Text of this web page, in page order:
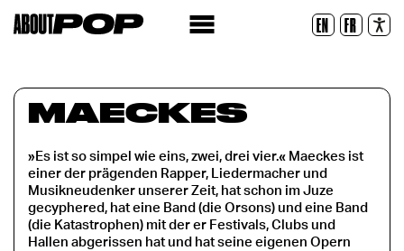
EN FR
Zurücksetzen
MAECKES
»Es ist so simpel wie eins, zwei, drei vier.« Maeckes ist
einer der prägenden Rapper, Liedermacher und
Musikneudenker unserer Zeit, hat schon im Juze
gecyphered, hat eine Band (die Orsons) und eine Band
(die Katastrophen) mit der er Festivals, Clubs und
Hallen abgerissen hat und hat seine eigenen Opern